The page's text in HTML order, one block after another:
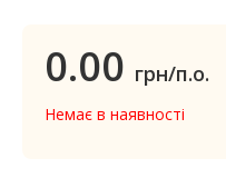
0.00 грн/п.о.
Немає в наявності